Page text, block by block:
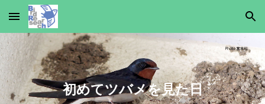
Skip to main content Skip to navigation
初めてツバメを見た日